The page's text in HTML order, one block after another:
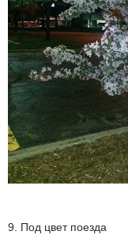
9. Под цвет поезда